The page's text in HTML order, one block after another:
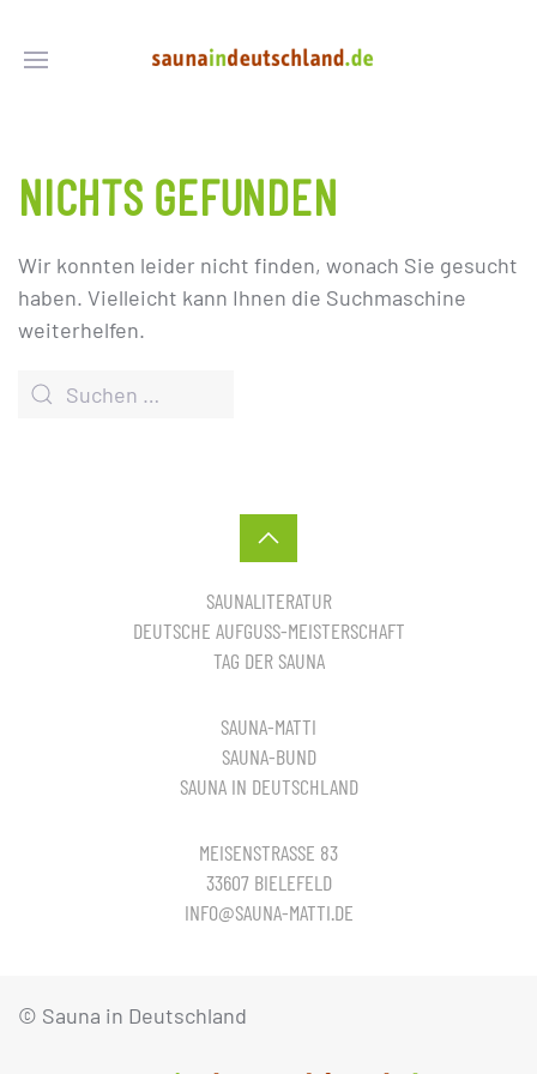
NICHTS GEFUNDEN
Wir konnten leider nicht finden, wonach Sie gesucht
haben. Vielleicht kann Ihnen die Suchmaschine
weiterhelfen.
SAUNALITERATUR
DEUTSCHE AUFGUSS-MEISTERSCHAFT
TAG DER SAUNA
SAUNA-MATTI
SAUNA-BUND
SAUNA IN DEUTSCHLAND
MEISENSTRASSE 83
33607 BIELEFELD
INFO@SAUNA-MATTI.DE
© Sauna in Deutschland